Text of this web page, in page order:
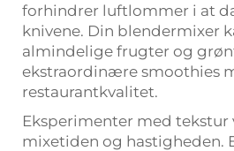
forhindrer luftlommer i at
knivene. Din blendermixer
almindelige frugter og
ekstraordinære smoothies
restaurantkvalitet.
Eksperimenter med tekstur
mixetiden og hastigheden.